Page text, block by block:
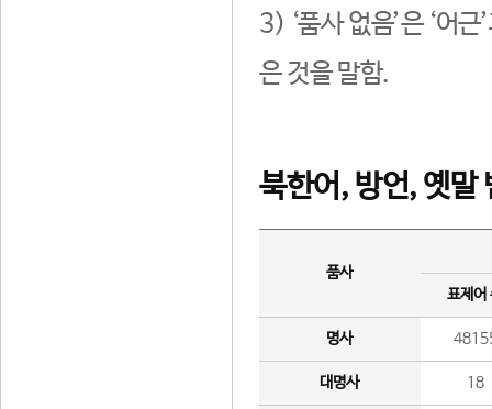
3) ‘품사 없음’은 ‘어
은 것을 말함.
북한어, 방언, 옛말
품사
표제어
명사
대명사 18